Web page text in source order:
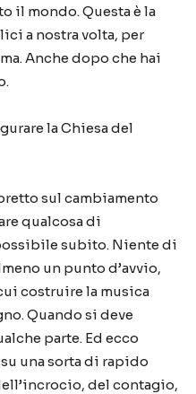
il mondo. Questa è la
a nostra volta, per
Anche dopo che hai
la Chiesa del
sul cambiamento
qualcosa di
subito. Niente di
un punto d’avvio,
costruire la musica
Quando si deve
parte. Ed ecco
una sorta di rapido
del contagio,